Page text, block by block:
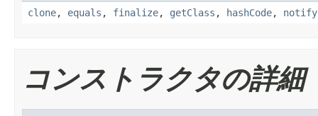
clone, equals , finalize, getClass , hashCode, notify
コンストラクタの詳細